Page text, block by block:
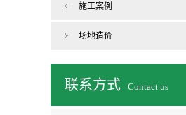
施工案例
场地造价
联系方式 Contact us